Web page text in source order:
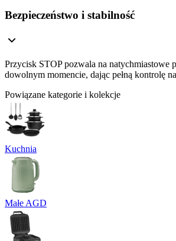
Bezpieczeństwo i stabilność
Przycisk STOP pozwala na natychmiastowe
dowolnym momencie, dając pełną kontrolę
Powiązane kategorie i kolekcje
Kuchnia
Małe AGD